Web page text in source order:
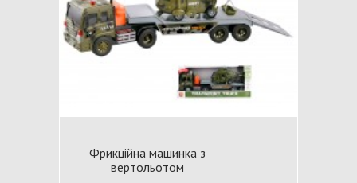
Фрикційна машинка з
вертольотом